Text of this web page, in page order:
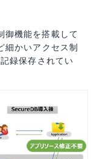
御機能を搭載して
細かいアクセス制
録保存されてい